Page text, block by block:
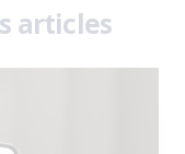
articles